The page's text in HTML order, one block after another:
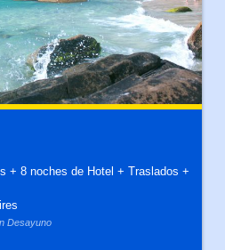
+ 8 noches de Hotel + Traslados +
Desayuno